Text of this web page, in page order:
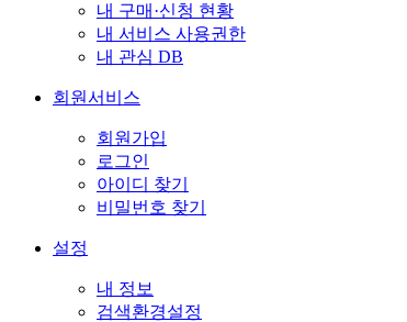
내 구매·신청 현황
내 서비스 사용권한
내 관심 DB
회원서비스
회원가입
로그인
아이디 찾기
비밀번호 찾기
설정
내 정보
검색환경설정